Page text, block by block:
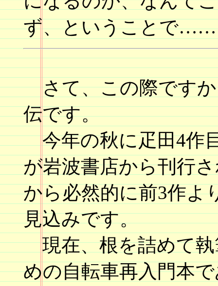
ず、ということで
さて、この際ですか
伝です。
今年の秋に疋田4作
が岩波書店から刊行
から必然的に前3作よ
見込みです。
現在、根を詰めて執
めの自転車再入門本